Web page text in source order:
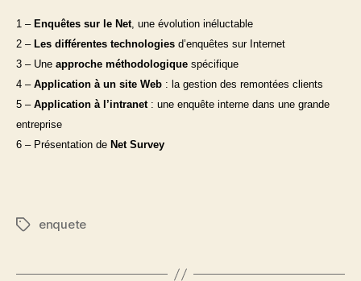
1 – Enquêtes sur le Net , une évolution inéluctable
2 – Les différentes technologies d’enquêtes sur Internet
3 – Une approche méthodologique spécifique
4 – Application à un site Web : la gestion des remontées clients
5 – Application à l’intranet : une enquête interne dans une grande
entreprise
6 – Présentation de Net Survey
Étiquettes
enquete